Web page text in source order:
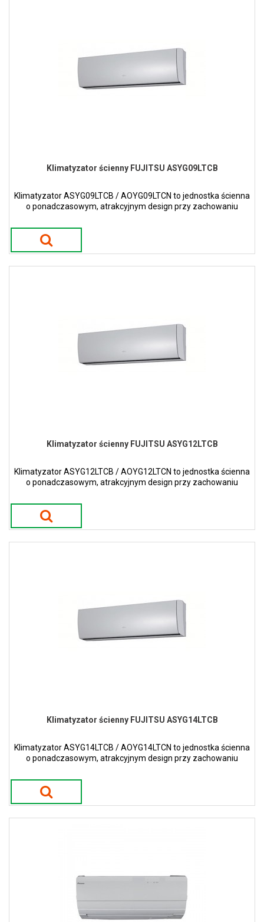
Klimatyzator ścienny FUJITSU ASYG09LTCB
Klimatyzator ASYG09LTCB / AOYG09LTCN to jednostka ścienna
o ponadczasowym, atrakcyjnym design przy zachowaniu
Klimatyzator ścienny FUJITSU ASYG12LTCB
Klimatyzator ASYG12LTCB / AOYG12LTCN to jednostka ścienna
o ponadczasowym, atrakcyjnym design przy zachowaniu
Klimatyzator ścienny FUJITSU ASYG14LTCB
Klimatyzator ASYG14LTCB / AOYG14LTCN to jednostka ścienna
o ponadczasowym, atrakcyjnym design przy zachowaniu